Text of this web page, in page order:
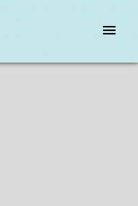
menu